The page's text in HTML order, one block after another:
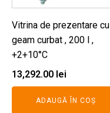
Vitrina de prezentare cu
geam curbat , 200 l ,
+2+10°C
13,292.00 lei
ADAUGĂ ÎN COȘ